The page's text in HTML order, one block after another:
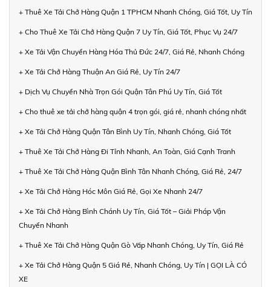
+ Thuê Xe Tải Chở Hàng Quận 1 TPHCM Nhanh Chóng, Giá Tốt, Uy Tín
+ Cho Thuê Xe Tải Chở Hàng Quận 7 Uy Tín, Giá Tốt, Phục Vụ 24/7
+ Xe Tải Vận Chuyển Hàng Hóa Thủ Đức 24/7, Giá Rẻ, Nhanh Chóng
+ Xe Tải Chở Hàng Thuận An Giá Rẻ, Uy Tín 24/7
+ Dịch Vụ Chuyển Nhà Trọn Gói Quận Tân Phú Uy Tín, Giá Tốt
+ Cho thuê xe tải chở hàng quận 4 trọn gói, giá rẻ, nhanh chóng nhất
+ Xe Tải Chở Hàng Quận Tân Bình Uy Tín, Nhanh Chóng, Giá Tốt
+ Thuê Xe Tải Chở Hàng Đi Tỉnh Nhanh, An Toàn, Giá Cạnh Tranh
+ Thuê Xe Tải Chở Hàng Quận Bình Tân Nhanh Chóng, Giá Rẻ, 24/7
+ Xe Tải Chở Hàng Hóc Môn Giá Rẻ, Gọi Xe Nhanh 24/7
+ Xe Tải Chở Hàng Bình Chánh Uy Tín, Giá Tốt – Giải Pháp Vận
Chuyển Nhanh
+ Thuê Xe Tải Chở Hàng Quận Gò Vấp Nhanh Chóng, Uy Tín, Giá Rẻ
+ Xe Tải Chở Hàng Quận 5 Giá Rẻ, Nhanh Chóng, Uy Tín | GỌI LÀ CÓ
XE